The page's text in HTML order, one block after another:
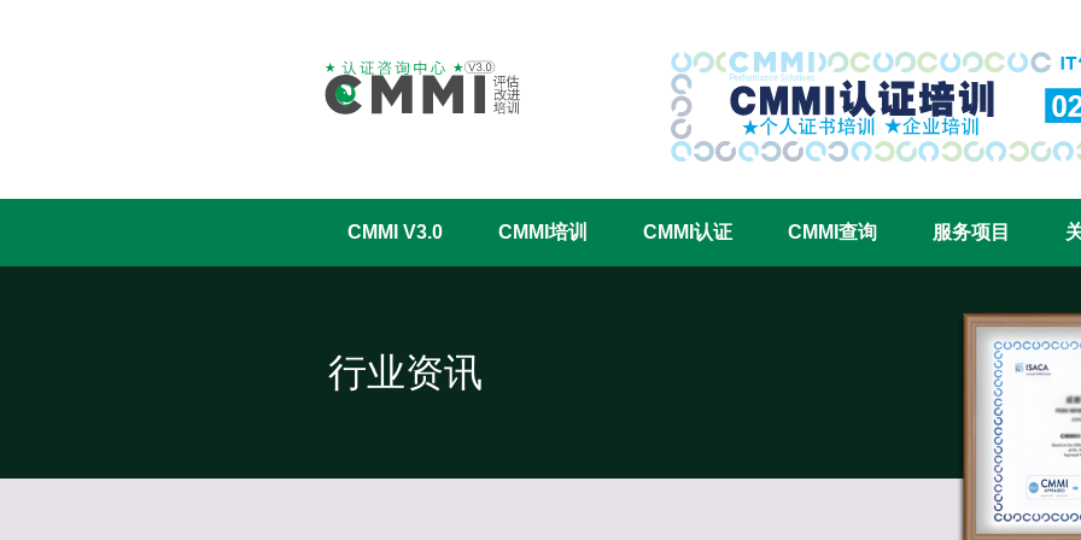
CMMI认证咨询中心官网
CMMI V3.0 CMMI培训 CMMI认证 CMMI查询 服务项目
行业资讯